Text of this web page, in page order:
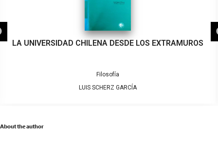
LA UNIVERSIDAD CHILENA DESDE LOS EXTRAMUROS
Filosofía
LUIS SCHERZ GARCÍA
About the author